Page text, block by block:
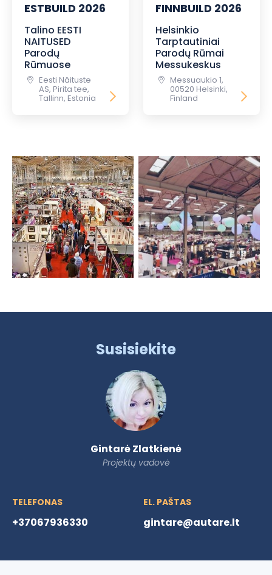
ESTBUILD 2026
Talino EESTI
NAITUSED
Parodų
Rūmuose
Eesti Näituste
AS, Pirita tee,
Tallinn, Estonia
FINNBUILD 2026
Helsinkio
Tarptautiniai
Parodų Rūmai
Messukeskus
Messuaukio 1,
00520 Helsinki,
Finland
Susisiekite
Gintarė Zlatkienė
Projektų vadovė
TELEFONAS
+37067936330
EL. PAŠTAS
gintare@autare.lt